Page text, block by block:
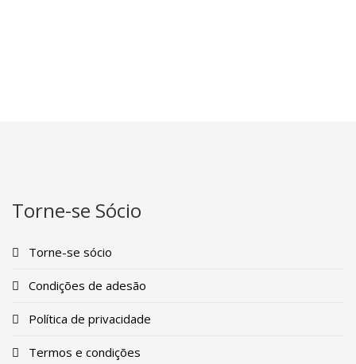
Torne-se Sócio
Torne-se sócio
Condições de adesão
Política de privacidade
Termos e condições